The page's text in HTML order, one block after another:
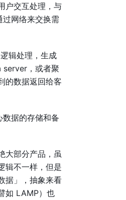
户交互处理，与
网络来交换需
辑处理，生成
server，或者聚
的数据返回给客
据的存储和备
大部分产品，虽
辑不一样，但是
」，抽象来看
如 LAMP）也